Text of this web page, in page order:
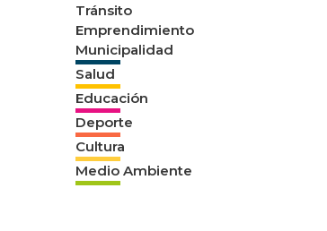
Tránsito
Emprendimiento
Municipalidad
Salud
Educación
Deporte
Cultura
Medio Ambiente